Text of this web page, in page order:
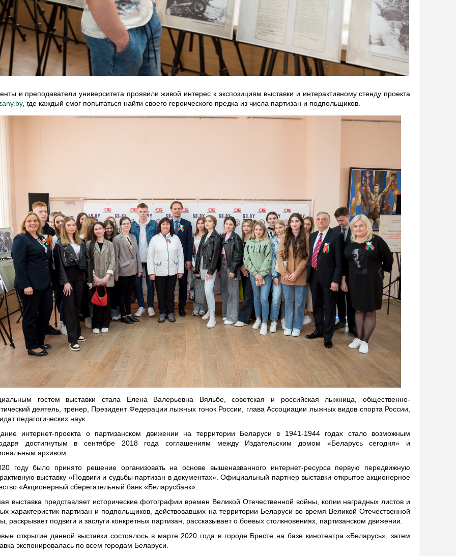
и преподаватели университета проявили живой интерес к экспозициям выставки и интерактивному стенду проекта
, где каждый смог попытаться найти своего героического предка из числа партизан и подпольщиков.
гостем выставки стала Елена Валерьевна Вяльбе, советская и российская лыжница, общественно-
деятель, тренер, Президент Федерации лыжных гонок России, глава Ассоциации лыжных видов спорта России,
педагогических наук.
интернет-проекта о партизанском движении на территории Беларуси в 1941-1944 годах стало возможным
достигнутым в сентябре 2018 года соглашениям между Издательским домом «Беларусь сегодня» и
архивом.
году было принято решение организовать на основе вышеназванного интернет-ресурса первую передвижную
выставку «Подвиги и судьбы партизан в документах». Официальный партнер выставки открытое акционерное
«Акционерный сберегательный банк «Беларусбанк».
выставка представляет исторические фотографии времен Великой Отечественной войны, копии наградных листов и
характеристик партизан и подпольщиков, действовавших на территории Беларуси во время Великой Отечественной
раскрывает подвиги и заслуги конкретных партизан, рассказывает о боевых столкновениях, партизанском движении.
открытие данной выставки состоялось в марте 2020 года в городе Бресте на базе кинотеатра «Беларусь», затем
экспонировалась по всем городам Беларуси.